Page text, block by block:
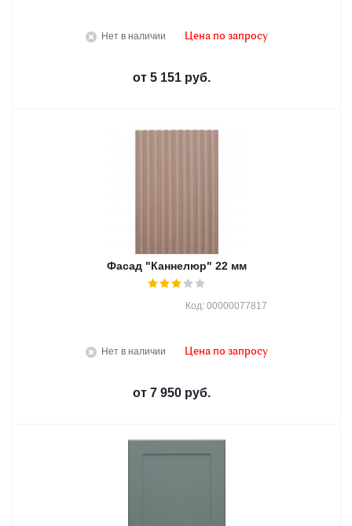
Нет в наличии Цена по запросу
от 5 151 руб.
Фасад "Каннелюр" 22 мм
Нет в наличии
Код: 00000077817
Цена по запросу
от 7 950 руб.